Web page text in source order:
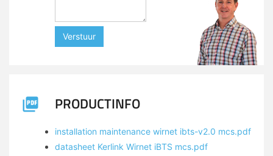
Verstuur
PRODUCTINFO
installation maintenance wirnet ibts-v2.0 mcs.pdf
datasheet Kerlink Wirnet iBTS mcs.pdf